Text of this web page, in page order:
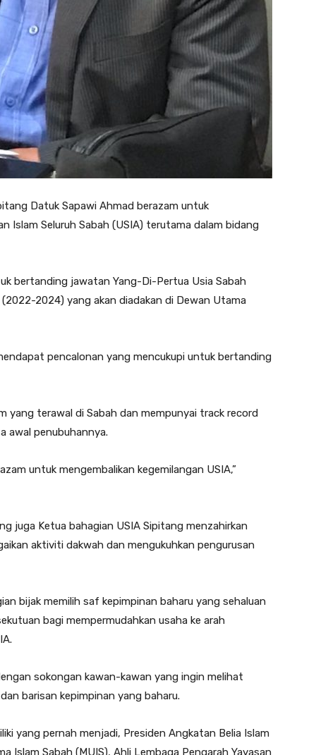
Datuk Sapawi Ahmad berazam untuk
Islam Seluruh Sabah (USIA) terutama dalam bidang
bertanding jawatan Yang-Di-Pertua Usia Sabah
2024) yang akan diadakan di Dewan Utama
pencalonan yang mencukupi untuk bertanding
yang terawal di Sabah dan mempunyai track record
awal penubuhannya.
untuk mengembalikan kegemilangan USIA,”
juga Ketua bahagian USIA Sipitang menzahirkan
aktiviti dakwah dan mengukuhkan pengurusan
bijak memilih saf kepimpinan baharu yang sehaluan
bagi mempermudahkan usaha ke arah
sokongan kawan-kawan yang ingin melihat
barisan kepimpinan yang baharu.
yang pernah menjadi, Presiden Angkatan Belia Islam
Islam Sabah (MUIS), Ahli Lembaga Pengarah Yayasan